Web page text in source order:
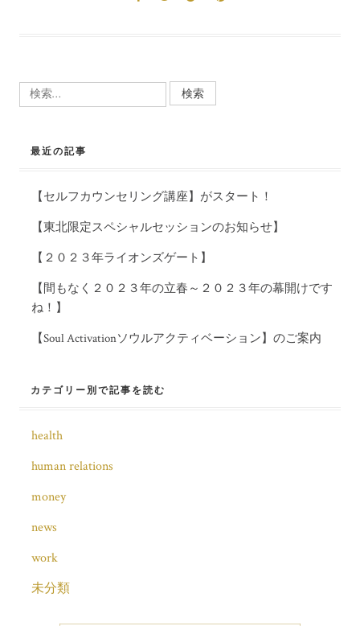
検
索:
最近の記事
【セルフカウンセリング講座】がスタート！
【東北限定スペシャルセッションのお知らせ】
【２０２３年ライオンズゲート】
【間もなく２０２３年の立春～２０２３年の幕開けです
ね！】
【Soul Activationソウルアクティベーション】のご案内
カテゴリー別で記事を読む
health
human relations
money
news
work
未分類